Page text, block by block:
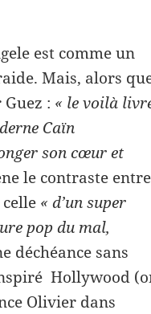
est comme un
Mais, alors
: « le voilà
Caïn
son cœur et
le contraste entre
« d’un super
pop du mal,
déchéance sans
Hollywood
Olivier dans